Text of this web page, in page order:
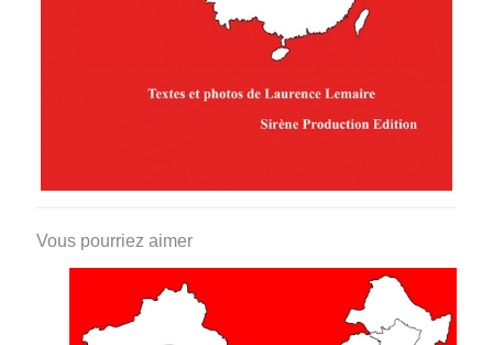
Vous pourriez aimer